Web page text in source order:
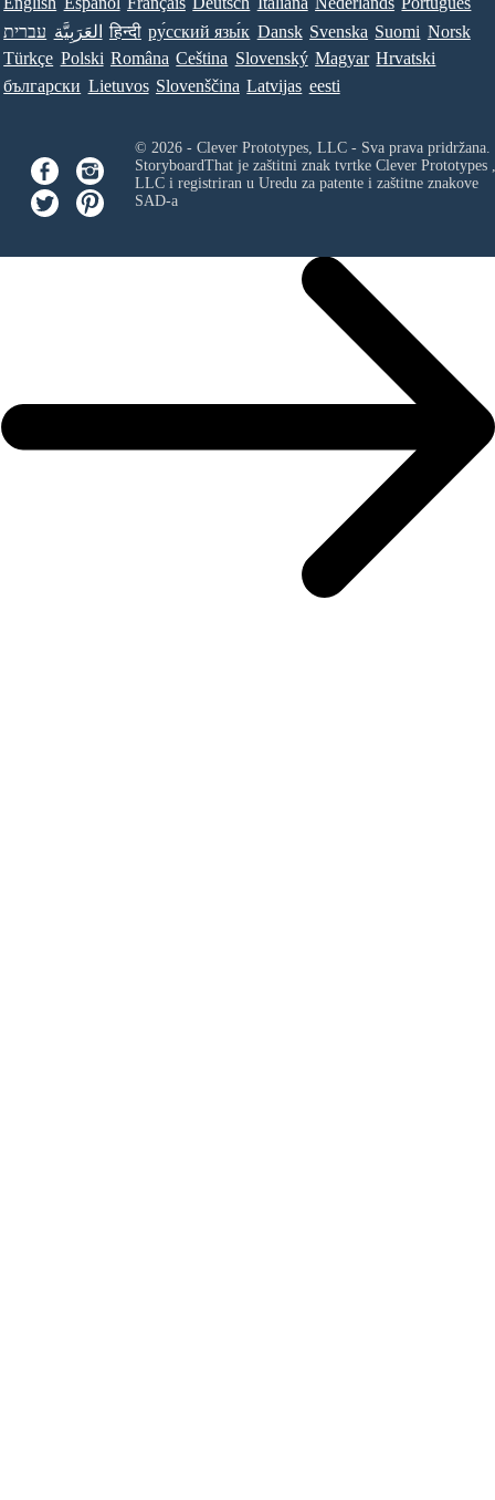
עברית العَرَبِيَّة हिन्दी ру́сский язы́к Dansk Svenska Suomi Norsk
Türkçe Polski Româna Ceština Slovenský Magyar Hrvatski
български Lietuvos Slovenščina Latvijas eesti
© 2026 - Clever Prototypes, LLC - Sva prava pridržana.
StoryboardThat je zaštitni znak tvrtke Clever Prototypes ,
LLCi registriran u Uredu za patente i zaštitne znakove
SAD-a